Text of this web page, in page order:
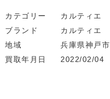
カテゴリー
カルティエ
ブランド
カルティエ
地域
兵庫県神戸市
買取年月日
2022/02/04